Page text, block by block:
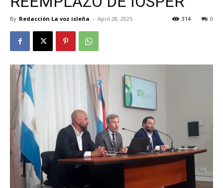
By Redacción La voz isleña - April 28, 2025 0
314